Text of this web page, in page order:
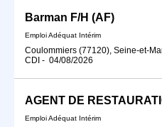
Barman F/H (AF)
Emploi Adéquat Intérim
Coulommiers (77120), Seine-et-
CDI - 04/08/2026
AGENT DE
Emploi Adéquat Intérim